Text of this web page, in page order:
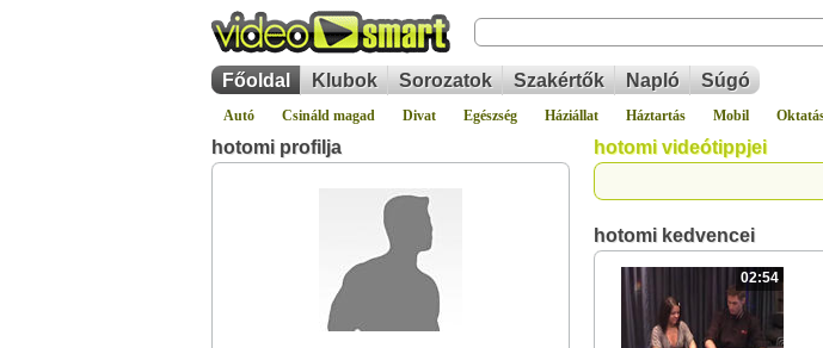
Főoldal Klubok Sorozatok Szakértők Napló Súgó
Autó Csináld magad Divat Egészség Háziállat Háztartás Mobil
hotomi profilja hotomi videótippjei
hotomi kedvencei
02:54